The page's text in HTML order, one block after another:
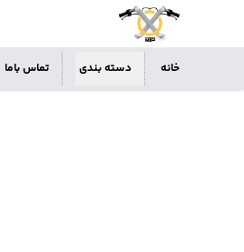
خانه دسته بندی تماس باما